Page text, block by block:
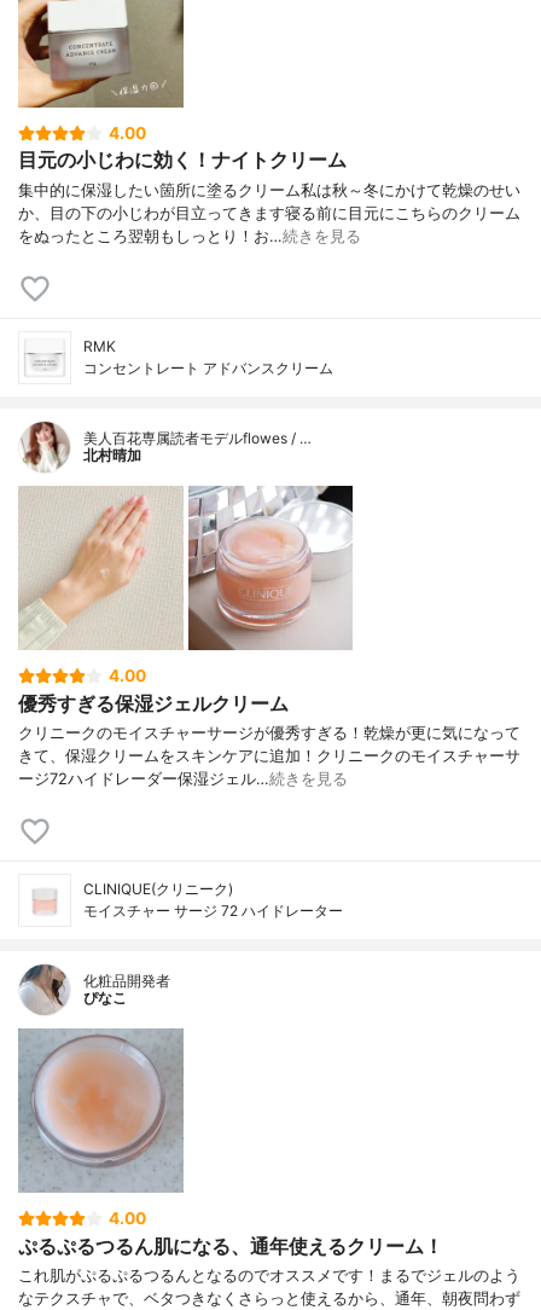
4.00
目元の小じわに効く！ナイトクリーム
集中的に保湿したい箇所に塗るクリーム私は秋～冬にかけて乾燥のせい
か、目の下の小じわが目立ってきます寝る前に目元にこちらのクリーム
をぬったところ翌朝もしっとり！お…続きを見る
RMK
コンセントレート アドバンスクリーム
美人百花専属読者モデルflowes / …
北村晴加
4.00
優秀すぎる保湿ジェルクリーム
クリニークのモイスチャーサージが優秀すぎる！乾燥が更に気になって
きて、保湿クリームをスキンケアに追加！クリニークのモイスチャーサ
ージ72ハイドレーダー保湿ジェル…続きを見る
CLINIQUE(クリニーク)
モイスチャー サージ 72 ハイドレーター
化粧品開発者
ぴなこ
4.00
ぷるぷるつるん肌になる、通年使えるクリーム！
これ肌がぷるぷるつるんとなるのでオススメです！まるでジェルのよう
なテクスチャで、ベタつきなくさらっと使えるから、通年、朝夜問わず